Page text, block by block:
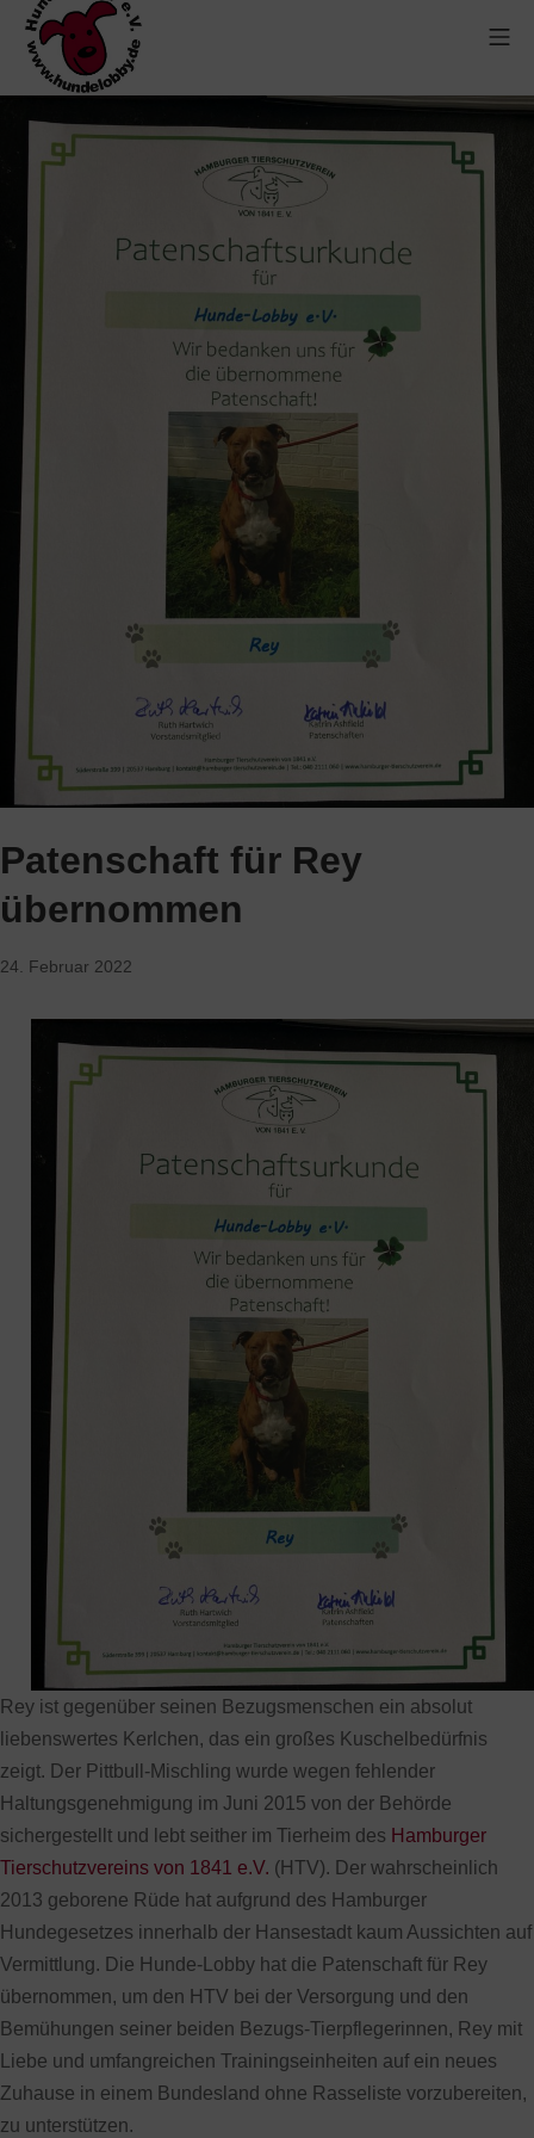
Patenschaft für Rey
übernommen
24. Februar 2022
Rey ist gegenüber seinen Bezugsmenschen ein absolut
liebenswertes Kerlchen, das ein großes Kuschelbedürfnis
zeigt. Der Pittbull-Mischling wurde wegen fehlender
Haltungsgenehmigung im Juni 2015 von der Behörde
sichergestellt und lebt seither im Tierheim des Hamburger
Tierschutzvereins von 1841 e.V. (HTV). Der wahrscheinlich
2013 geborene Rüde hat aufgrund des Hamburger
Hundegesetzes innerhalb der Hansestadt kaum Aussichten auf
Vermittlung. Die Hunde-Lobby hat die Patenschaft für Rey
übernommen, um den HTV bei der Versorgung und den
Bemühungen seiner beiden Bezugs-Tierpflegerinnen, Rey mit
Liebe und umfangreichen Trainingseinheiten auf ein neues
Zuhause in einem Bundesland ohne Rasseliste vorzubereiten,
zu unterstützen.